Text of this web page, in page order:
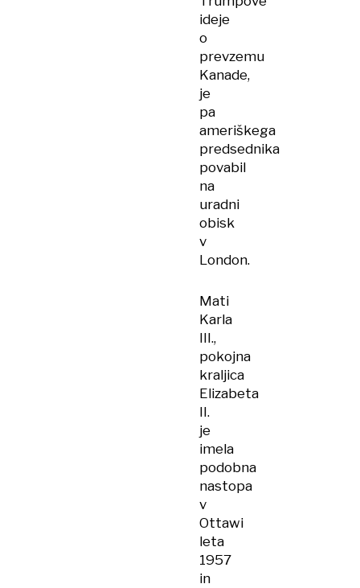
ideje
o
prevzemu
Kanade,
je
pa
ameriškega
predsednika
povabil
na
uradni
obisk
v
London.
Mati
Karla
III.,
pokojna
kraljica
Elizabeta
II.
je
imela
podobna
nastopa
v
Ottawi
leta
1957
in